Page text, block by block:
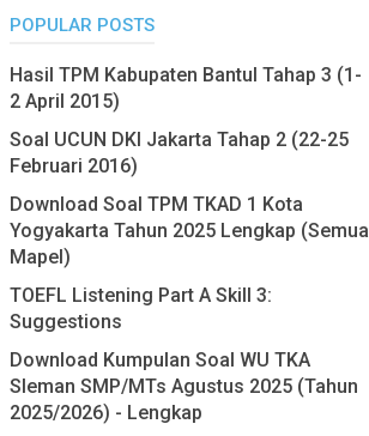
POPULAR POSTS
Hasil TPM Kabupaten Bantul Tahap 3 (1-
2 April 2015)
Soal UCUN DKI Jakarta Tahap 2 (22-25
Februari 2016)
Download Soal TPM TKAD 1 Kota
Yogyakarta Tahun 2025 Lengkap (Semua
Mapel)
TOEFL Listening Part A Skill 3:
Suggestions
Download Kumpulan Soal WU TKA
Sleman SMP/MTs Agustus 2025 (Tahun
2025/2026) - Lengkap